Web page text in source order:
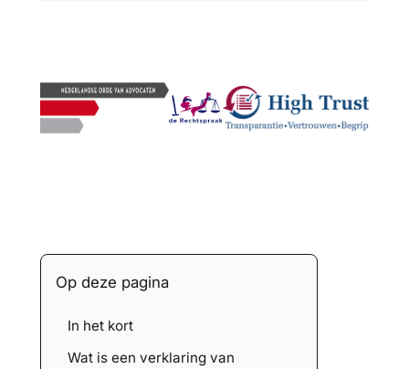
Op deze pagina
In het kort
Wat is een verklaring van